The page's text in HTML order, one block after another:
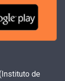
de